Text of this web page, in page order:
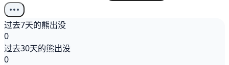
过去7天的熊出没
0
过去30天的熊出没
0